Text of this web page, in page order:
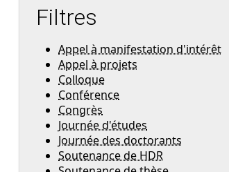
Filtres
Appel à manifestation d'intérêt
Appel à projets
Colloque
Conférence
Congrès
Journée d'études
Journée des doctorants
Soutenance de HDR